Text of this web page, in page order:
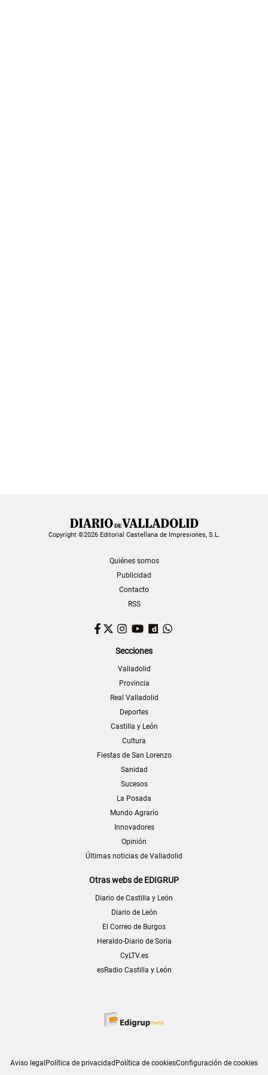
Copyright ©2026 Editorial Castellana de Impresiones, S.L.
Quiénes somos
Publicidad
Contacto
RSS
Facebook
TwitterInstagram
YouTubeDailymotion
Secciones
Valladolid
Provincia
Real Valladolid
Deportes
Castilla y León
Cultura
Fiestas de San Lorenzo
Sanidad
Sucesos
La Posada
Mundo Agrario
Innovadores
Opinión
Últimas noticias de Valladolid
Otras webs de EDIGRUP
Diario de Castilla y León
Diario de León
El Correo de Burgos
Heraldo-Diario de Soria
CyLTV.es
esRadio Castilla y León
Aviso legal Política de privacidad Política de cookiesConfiguración de cookies